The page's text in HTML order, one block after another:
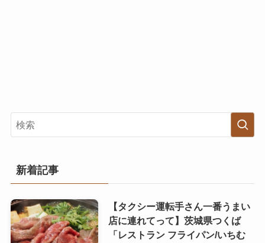
新着記事
【タクシー運転手さん一番うまい
店に連れてって】茨城県つくば
「レストラン フライパン/いちむ